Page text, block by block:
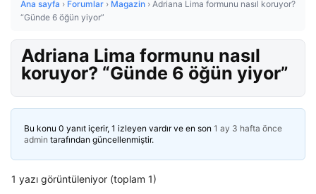
Ana sayfa › Forumlar › Magazin › Adriana Lima formunu nasıl koruyor?
“Günde 6 öğün yiyor”
Adriana Lima formunu nasıl
koruyor? “Günde 6 öğün yiyor”
Bu konu 0 yanıt içerir, 1 izleyen vardır ve en son 1 ay 3 hafta önce
admin tarafından güncellenmiştir.
1 yazı görüntüleniyor (toplam 1)